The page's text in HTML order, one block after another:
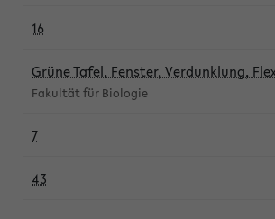
16
Grüne Tafel, Fenster, Verdunklung,
Fakultät für Biologie
7
43